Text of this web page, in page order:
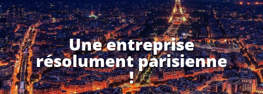
Une entreprise
résolument parisienne
!